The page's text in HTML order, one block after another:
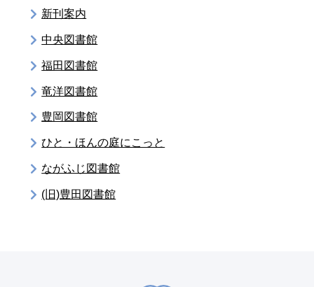
新刊案内
中央図書館
福田図書館
竜洋図書館
豊岡図書館
ひと・ほんの庭にこっと
ながふじ図書館
(旧)豊田図書館